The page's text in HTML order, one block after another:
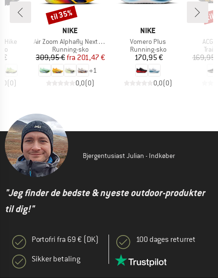
Hike
€
(0)
MÆRKE
NIKE
Artikel
Air Zoom Alphafly Next% 3
Produktgruppe
Running-sko
Pris
309,95 € Nedsat pris
fra 201,47 €
+1
0,0(0)
Rabat
til 35%
MÆRKE
NIKE
Artikel
Vomero Plus
Produktgruppe
Running-sko
Pris
170,95 €
0,0(0)
ACG
169,95
til
Bjergentusiast Julian - Indkøber
"Jeg finder de bedste & nyeste outdoor-produkter
til dig!"
Portofri fra 69 € (DK)
Sikker betaling
100 dages returret